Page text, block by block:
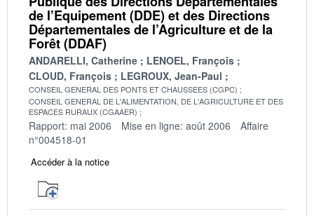
de l’Equipement (DDE) et des Directions
Départementales de l’Agriculture et de la
Forêt (DDAF)
ANDARELLI, Catherine
LENOEL, François
CLOUD, François
LEGROUX, Jean-Paul
CONSEIL GENERAL DES PONTS ET CHAUSSEES (CGPC)
CONSEIL GENERAL DE L'ALIMENTATION, DE L'AGRICULTURE ET DES
ESPACES RURAUX (CGAAER)
Rapport: mai 2006 Mise en ligne: août 2006
Affaire
n°004518-01
Accéder à la notice